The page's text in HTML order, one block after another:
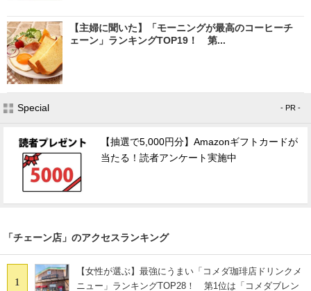
【主婦に聞いた】「モーニングが最高のコーヒーチ
ェーン」ランキングTOP19！ 第...
Special - PR -
【抽選で5,000円分】Amazonギフトカードが
当たる！読者アンケート実施中
「チェーン店」のアクセスランキング
1
【女性が選ぶ】最強にうまい「コメダ珈琲店ドリンクメ
ニュー」ランキングTOP28！ 第1位は「コメダブレン